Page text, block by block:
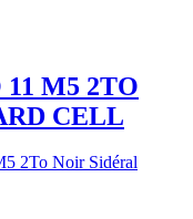
M5 2TO
CELL